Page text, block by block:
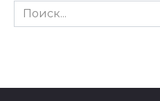
Search
for: